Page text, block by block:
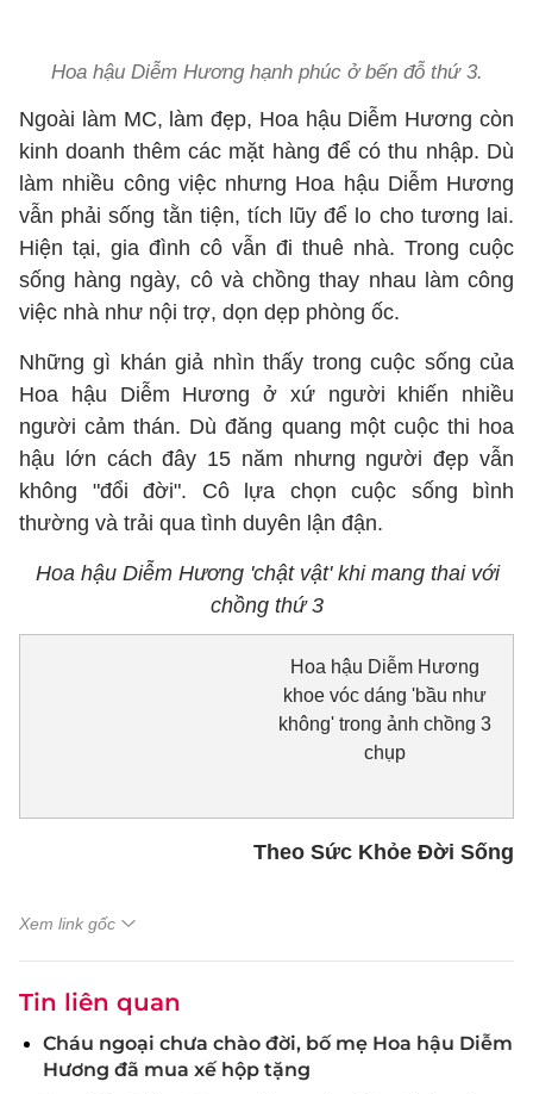
Hoa hậu Diễm Hương hạnh phúc ở bến đỗ thứ 3.
Ngoài làm MC, làm đẹp, Hoa hậu Diễm Hương còn
kinh doanh thêm các mặt hàng để có thu nhập. Dù
làm nhiều công việc nhưng Hoa hậu Diễm Hương
vẫn phải sống tằn tiện, tích lũy để lo cho tương lai.
Hiện tại, gia đình cô vẫn đi thuê nhà. Trong cuộc
sống hàng ngày, cô và chồng thay nhau làm công
việc nhà như nội trợ, dọn dẹp phòng ốc.
Những gì khán giả nhìn thấy trong cuộc sống của
Hoa hậu Diễm Hương ở xứ người khiến nhiều
người cảm thán. Dù đăng quang một cuộc thi hoa
hậu lớn cách đây 15 năm nhưng người đẹp vẫn
không "đổi đời". Cô lựa chọn cuộc sống bình
thường và trải qua tình duyên lận đận.
Hoa hậu Diễm Hương 'chật vật' khi mang thai với
chồng thứ 3
Hoa hậu Diễm Hương
khoe vóc dáng 'bầu như
không' trong ảnh chồng 3
chụp
Theo Sức Khỏe Đời Sống
Xem link gốc
Tin liên quan
Cháu ngoại chưa chào đời, bố mẹ Hoa hậu Diễm
Hương đã mua xế hộp tặng